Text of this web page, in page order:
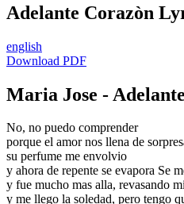
Adelante Corazòn
english
Download PDF
Maria Jose -
No, no puedo comprender
porque el amor nos llena de
su perfume me envolvio
y ahora de repente se evapora Se
y fue mucho mas alla, revasando
y me llego la soledad, pero tengo